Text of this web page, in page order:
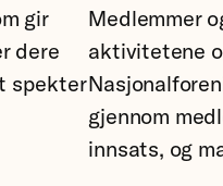
gir
dere
spekter
med
oss.
foto:
Kristin
Svorte
Medlemmer
aktivitetene
gjennom
innsats, og